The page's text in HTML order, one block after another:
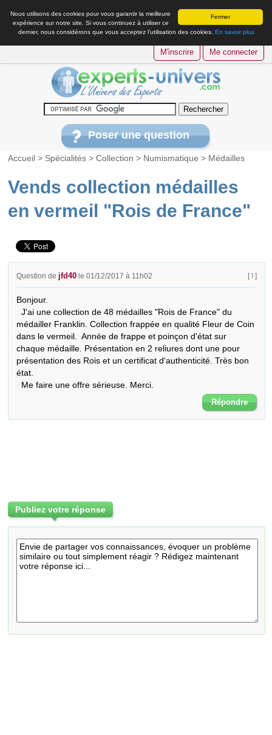
Fermer
Nous utilisons des cookies pour vous garantir la meilleure
expérience sur notre site. Si vous continuez à utiliser ce
dernier, nous considérons que vous acceptez l’utilisation des cookies. En savoir plus
M'inscrire Me connecter
Poser une question
Accueil > Spécialités >Collection > Numismatique > Médailles
Vends collection médailles
en vermeil "Rois de France"
Question de jfd40 le 01/12/2017 à 11h02 [ ! ]
Bonjour.
  J'ai une collection de 48 médailles "Rois de France" du
médailler Franklin. Collection frappée en qualité Fleur de Coin
dans le vermeil.  Année de frappe et poinçon d'état sur
chaque médaille. Présentation en 2 reliures dont une pour
présentation des Rois et un certificat d'authenticité. Très bon
état.
  Me faire une offre sérieuse. Merci.
Répondre
Publiez votre réponse